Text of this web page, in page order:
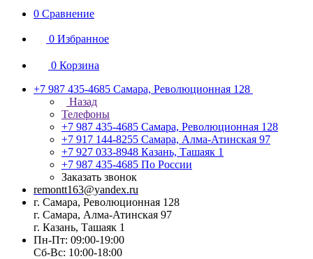
0 Сравнение
0 Избранное
0 Корзина
+7 987 435-4685 Самара, Революционная 128
Назад
Телефоны
+7 987 435-4685 Самара, Революционная 128
+7 917 144-8255 Самара, Алма-Атинская 97
+7 927 033-8948 Казань, Ташаяк 1
+7 987 435-4685 По России
Заказать звонок
remontt163@yandex.ru
г. Самара, Революционная 128
г. Самара, Алма-Атинская 97
г. Казань, Ташаяк 1
Пн-Пт: 09:00-19:00
Сб-Вс: 10:00-18:00